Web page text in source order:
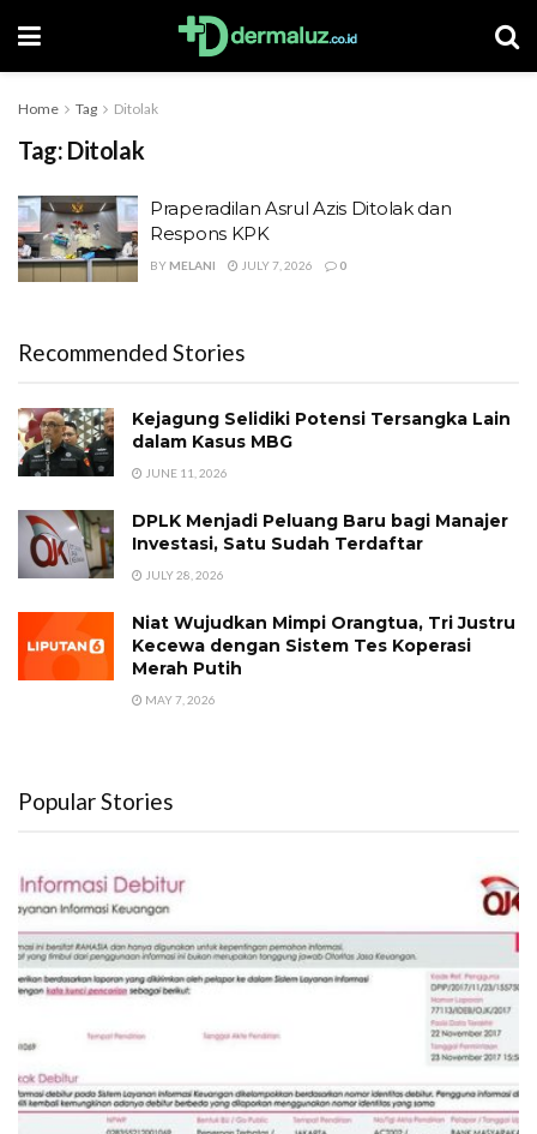
Home Tag Ditolak
Tag: Ditolak
Praperadilan Asrul Azis Ditolak dan
Respons KPK
BY MELANI JULY 7, 2026 0
Recommended Stories
Kejagung Selidiki Potensi Tersangka Lain
dalam Kasus MBG
JUNE 11, 2026
DPLK Menjadi Peluang Baru bagi Manajer
Investasi, Satu Sudah Terdaftar
JULY 28, 2026
Niat Wujudkan Mimpi Orangtua, Tri Justru
Kecewa dengan Sistem Tes Koperasi
Merah Putih
MAY 7, 2026
Popular Stories